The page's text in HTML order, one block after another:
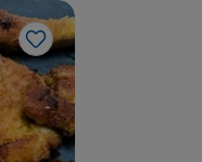
Me gusta